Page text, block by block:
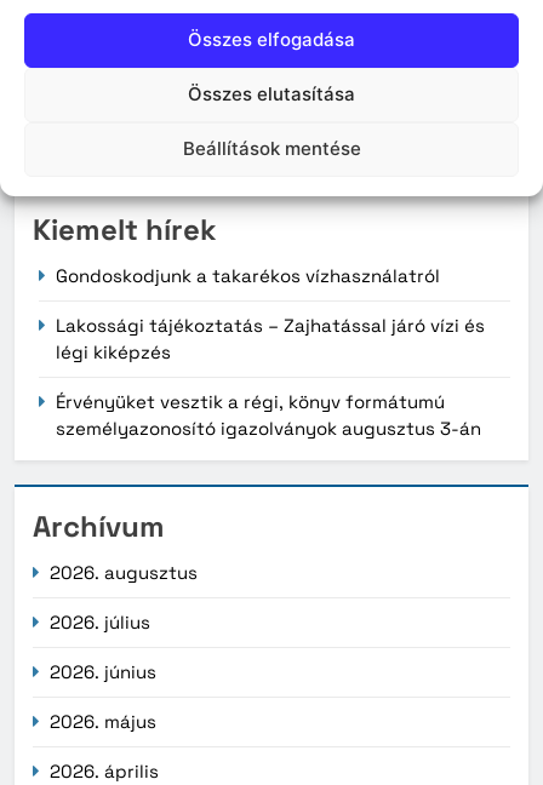
Összes elfogadása
Összes elutasítása
Beállítások mentése
A projekt tervezett befejezési dátuma: 2028.12.31.
A projekt az Európai Unió támogatásával, a
magyar állam társfinanszírozásával valósul meg.
Kiemelt hírek
Gondoskodjunk a takarékos vízhasználatról
Lakossági tájékoztatás – Zajhatással járó vízi és
légi kiképzés
Érvényüket vesztik a régi, könyv formátumú
személyazonosító igazolványok augusztus 3-án
Archívum
2026. augusztus
2026. július
2026. június
2026. május
2026. április